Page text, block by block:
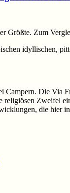
Größte. Zum
idyllischen,
Campern. Die
Zweifel
die hier